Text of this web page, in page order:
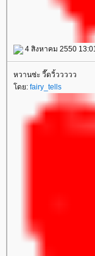
4 สิงหาคม 2550
หวานซ่ะ วี๊ดวิ้ววววว
ดย: fairy_tells